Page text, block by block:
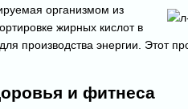
организмом из
жирных кислот в
производства энергии.
и фитнеса